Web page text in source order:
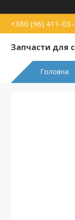
+380 (96) 411-
Запчасти для
Головна